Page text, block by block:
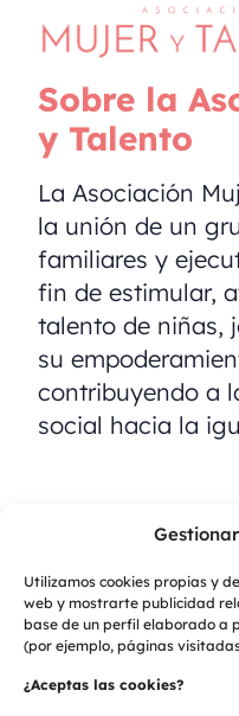
Utilizamos cookies propias y
web y mostrarte publicidad
base de un perfil elaborado a
(por ejemplo, páginas
¿Aceptas las cookies?
Sobre la
y Talento
La Asociación
la unión de un
familiares y
fin de estimular,
talento de niñas,
su
contribuyendo a
social hacia la
En Formaspack
impulso a las
contribuir a
un mundo más
talento”.